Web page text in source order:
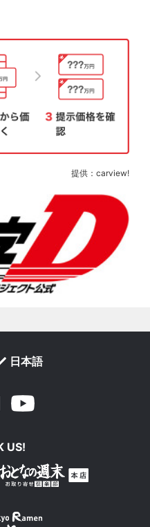
提供：carview!
日本語
Facebook
US!